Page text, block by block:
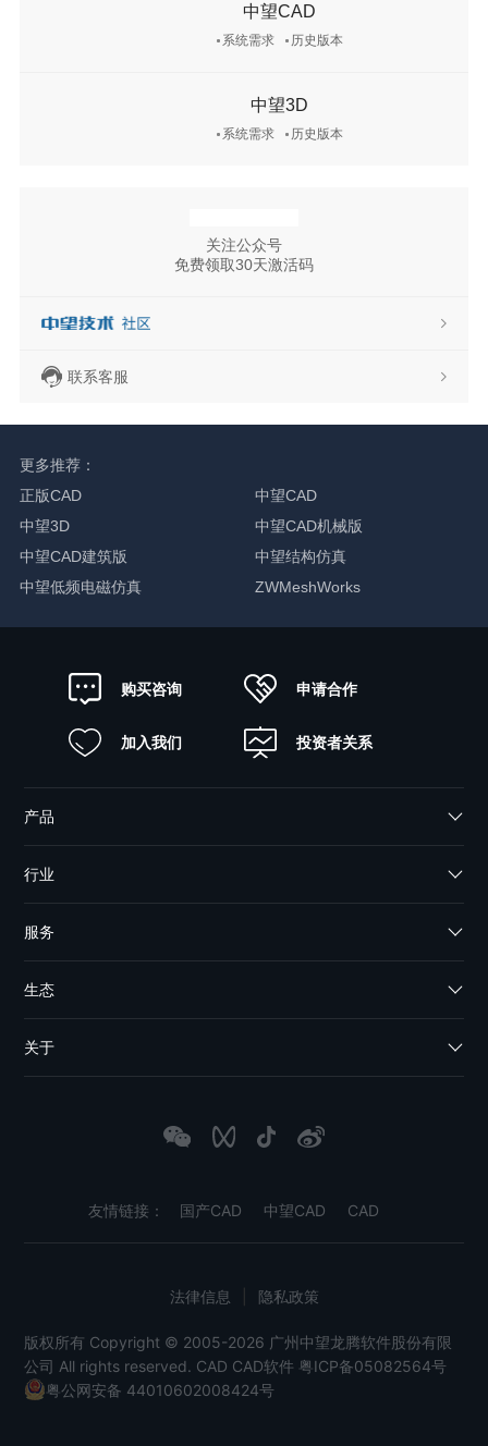
中望CAD
系统需求 历史版本
中望3D
系统需求 历史版本
关注公众号
免费领取30天激活码
联系客服
更多推荐：
正版CAD
中望CAD
中望3D
中望CAD机械版
中望CAD建筑版
中望结构仿真
中望低频电磁仿真
ZWMeshWorks
购买咨询 申请合作
加入我们 投资者关系
产品
行业
服务
生态
关于
友情链接： 国产CAD 中望CAD CAD
版权所有 Copyright © 2005-2026 广州中望龙腾软件股份有限
公司 All rights reserved. CAD CAD软件 粤ICP备05082564号
粤公网安备 44010602008424号
法律信息 隐私政策